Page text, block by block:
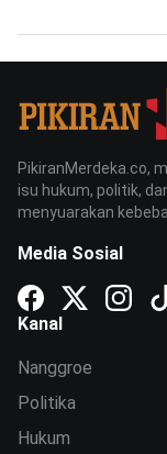
PikiranMerdeka.co,
isu hukum, politik,
menyuarakan
Media Sosial
Kanal
Nanggroe
Politika
Hukum